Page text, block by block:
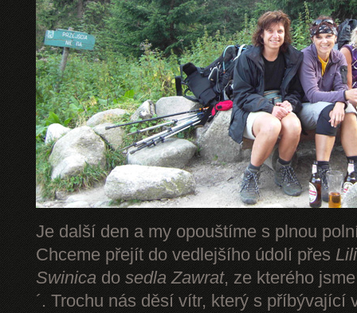
Je další den a my opouštíme s plnou
Chceme přejít do vedlejšího údolí přes
Swinica do sedla Zawrat, ze kterého
´. Trochu nás děsí vítr, který s příbývající